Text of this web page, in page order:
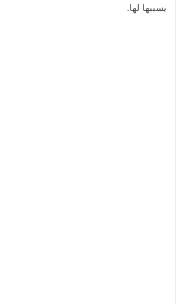
يسببها لها.